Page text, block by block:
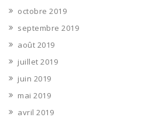
octobre 2019
septembre 2019
août 2019
juillet 2019
juin 2019
mai 2019
avril 2019